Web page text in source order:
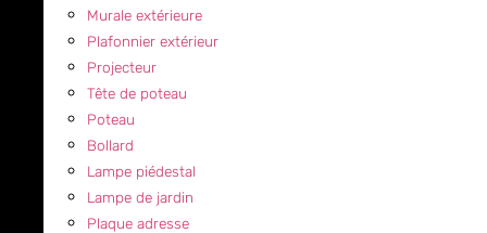
Murale extérieure
Plafonnier extérieur
Projecteur
Tête de poteau
Poteau
Bollard
Lampe piédestal
Lampe de jardin
Plaque adresse